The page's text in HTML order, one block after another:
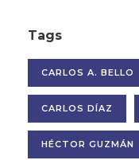
Tags
CARLOS A. BELLO
CARLOS DÍAZ
HÉCTOR GUZMÁN